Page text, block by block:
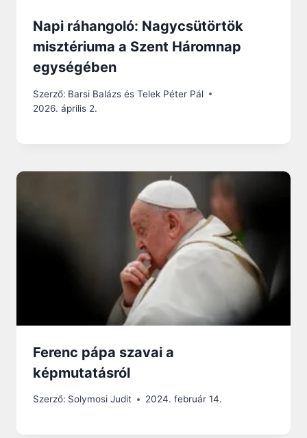
Napi ráhangoló: Nagycsütörtök
misztériuma a Szent Háromnap
egységében
Szerző: Barsi Balázs és Telek Péter Pál
2026. április 2.
Ferenc pápa szavai a
képmutatásról
Szerző: Solymosi Judit 2024. február 14.